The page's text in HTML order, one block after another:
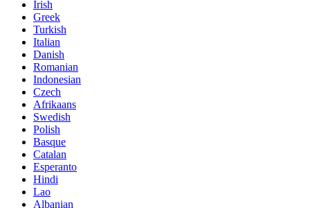
Irish
Greek
Turkish
Italian
Danish
Romanian
Indonesian
Czech
Afrikaans
Swedish
Polish
Basque
Catalan
Esperanto
Hindi
Lao
Albanian